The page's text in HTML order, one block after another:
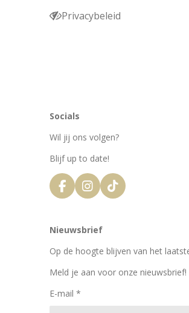
Privacybeleid
Socials
Wil jij ons volgen?
Blijf up to date!
F
a
e
b
o
k
I
n
t
a
g
a
T
i
k
Nieuwsbrief
Op de hoogte blijven van het
Meld je aan voor onze nieuwsbrief!
E-mail *